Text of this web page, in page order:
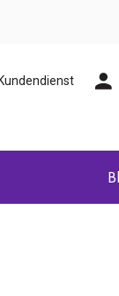
Kundendienst